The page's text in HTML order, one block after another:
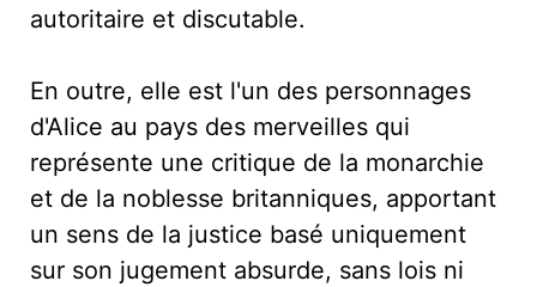
autoritaire et discutable.
En outre, elle est l'un des personnages
d'Alice au pays des merveilles qui
représente une critique de la monarchie
et de la noblesse britanniques, apportant
un sens de la justice basé uniquement
sur son jugement absurde, sans lois ni